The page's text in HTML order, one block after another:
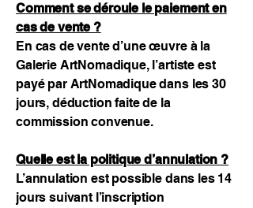
Comment se déroule le paiement en
cas de vente ?
En cas de vente d’une œuvre à la
Galerie ArtNomadique, l’artiste est
payé par ArtNomadique dans les 30
jours, déduction faite de la
commission convenue.
Quelle est la politique d’annulation ?
L’annulation est possible dans les 14
jours suivant l’inscription